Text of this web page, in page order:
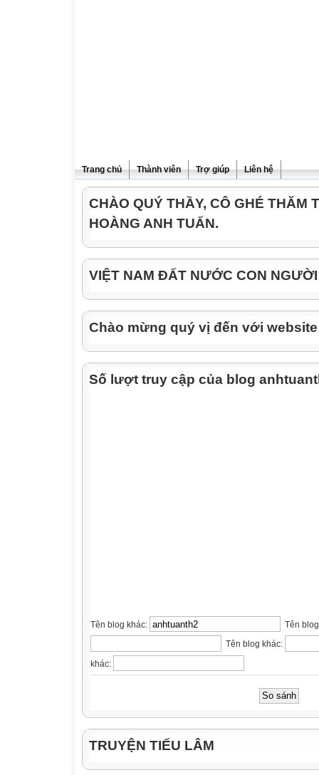
Trang chủ Thành viên Trợ giúp Liên hệ
CHÀO QUÝ THẦY, CÔ GHÉ THĂM
HOÀNG ANH TUẤN.
VIỆT NAM ĐẤT NƯỚC CON NGƯỜI
Chào mừng quý vị đến với
Số lượt truy cập của blog
Tên blog khác:
Tên
Tên blog khác:
khác:
TRUYỆN TIẾU LÂM